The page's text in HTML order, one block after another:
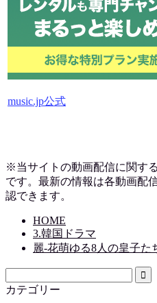
music.jp公式
※当サイトの動画配信に関す
です。最新の情報は各動画配
認できます。
HOME
3.韓国ドラマ
麗-花萌ゆる8人の皇子た
カテゴリー